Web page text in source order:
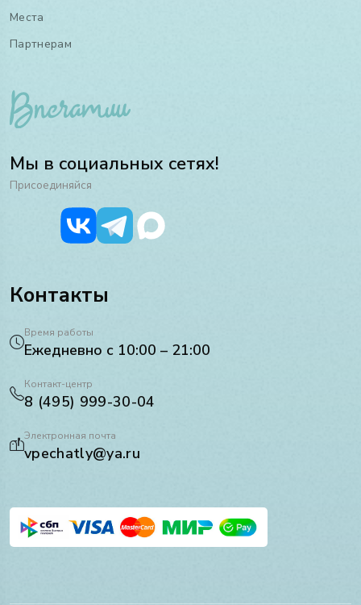
Места
Партнерам
Мы в социальных сетях!
Присоединяйся
Контакты
Время работы
Ежедневно с 10:00 – 21:00
Контакт-центр
8 (495) 999-30-04
Электронная почта
vpechatly@ya.ru